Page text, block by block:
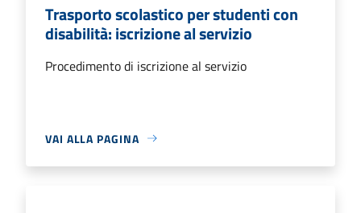
Trasporto scolastico per studenti con
disabilità: iscrizione al servizio
Procedimento di iscrizione al servizio
VAI ALLA PAGINA